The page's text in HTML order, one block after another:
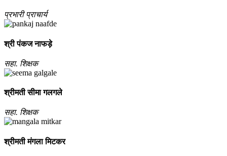
प्रभारी प्राचार्य
श्री पंकज नाफड़े
सहा. शिक्षक
श्रीमती सीमा गलगले
सहा. शिक्षक
श्रीमती मंगला मिटकर